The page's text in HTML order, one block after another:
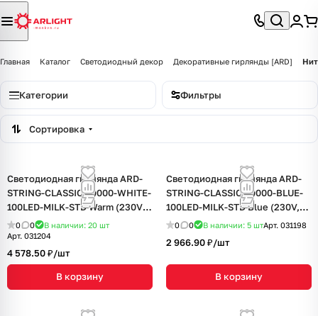
Главная Каталог Светодиодный декор Декоративные гирлянды [ARD]
Категории Фильтры
Сортировка
Светодиодная гирлянда ARD-
STRING-CLASSIC-10000-WHITE-
100LED-MILK-STD Warm (230V,
7W) (Ardecoled, IP65, 1 год)
0 0 В наличии: 20 шт
Арт. 031204
4 578.50 ₽/шт
В корзину
Светодиодная гирлянда ARD-
STRING-CLASSIC-10000-BLUE-
100LED-MILK-STD Blue (230V,
7W) (Ardecoled, IP65, 1 год)
0 0 В наличии: 5 штАрт. 031198
2 966.90 ₽/шт
В корзину